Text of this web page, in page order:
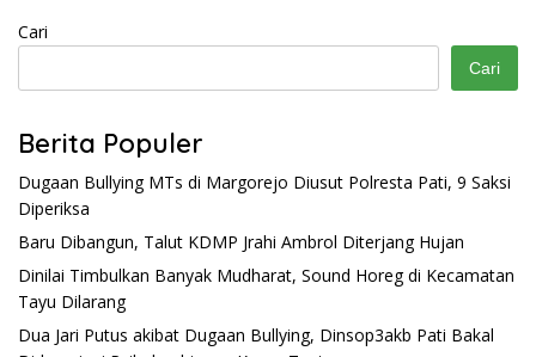
Cari
Cari
Berita Populer
Dugaan Bullying MTs di Margorejo Diusut Polresta Pati, 9 Saksi
Diperiksa
Baru Dibangun, Talut KDMP Jrahi Ambrol Diterjang Hujan
Dinilai Timbulkan Banyak Mudharat, Sound Horeg di Kecamatan
Tayu Dilarang
Dua Jari Putus akibat Dugaan Bullying, Dinsop3akb Pati Bakal